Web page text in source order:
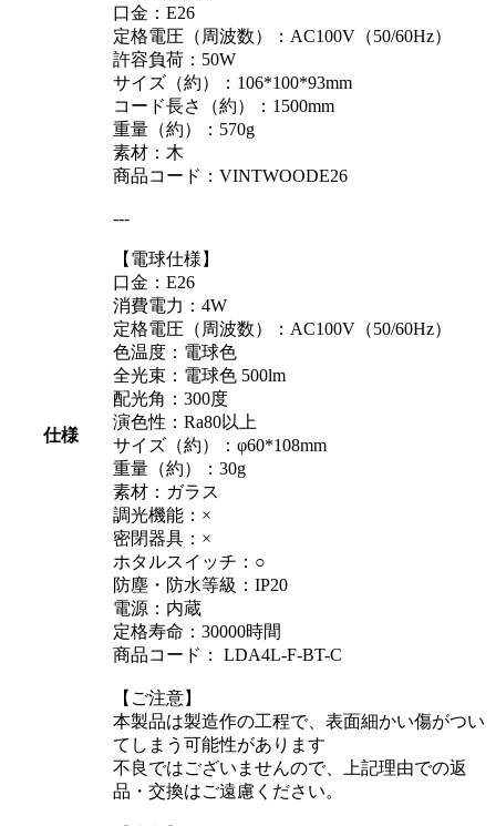
仕様
口金：E26
定格電圧（周波数）：AC100V（50/60Hz）
許容負荷：50W
サイズ（約）：106*100*93mm
コード長さ（約）：1500mm
重量（約）：570g
素材：木
商品コード：VINTWOODE26
---
【電球仕様】
口金：E26
消費電力：4W
定格電圧（周波数）：AC100V（50/60Hz）
色温度：電球色
全光束：電球色 500lm
配光角：300度
演色性：Ra80以上
サイズ（約）：φ60*108mm
重量（約）：30g
素材：ガラス
調光機能：×
密閉器具：×
ホタルスイッチ：○
防塵・防水等級：IP20
電源：内蔵
定格寿命：30000時間
商品コード： LDA4L-F-BT-C
【ご注意】
本製品は製造作の工程で、表面細かい傷がつい
てしまう可能性があります
不良ではございませんので、上記理由での返
品・交換はご遠慮ください。